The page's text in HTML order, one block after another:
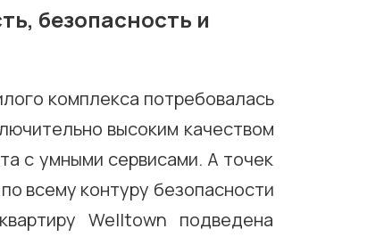
безопасность и
комплекса потребовалась
высоким качеством
с умными сервисами. А точек
всему контуру безопасности
Welltown подведена